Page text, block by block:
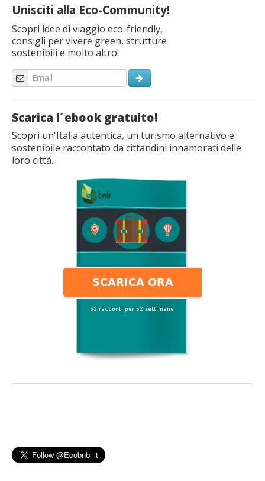
Unisciti alla Eco-Community!
Scopri idee di viaggio eco-friendly,
consigli per vivere green, strutture
sostenibili e molto altro!
Scarica l´ebook gratuito!
Scopri un'Italia autentica, un turismo alternativo e
sostenibile raccontato da cittandini innamorati delle
loro città.